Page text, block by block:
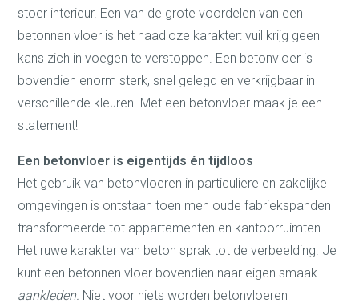
stoer interieur. Een van de grote voordelen van een
betonnen vloer is het naadloze karakter: vuil krijg geen
kans zich in voegen te verstoppen. Een betonvloer is
bovendien enorm sterk, snel gelegd en verkrijgbaar in
verschillende kleuren. Met een betonvloer maak je een
statement!
Een betonvloer is eigentijds én tijdloos
Het gebruik van betonvloeren in particuliere en zakelijke
omgevingen is ontstaan toen men oude fabriekspanden
transformeerde tot appartementen en kantoorruimten.
Het ruwe karakter van beton sprak tot de verbeelding. Je
kunt een betonnen vloer bovendien naar eigen smaak
aankleden. Niet voor niets worden betonvloeren